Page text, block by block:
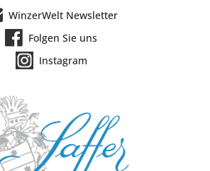
WinzerWelt Newsletter
Folgen Sie uns
Instagram